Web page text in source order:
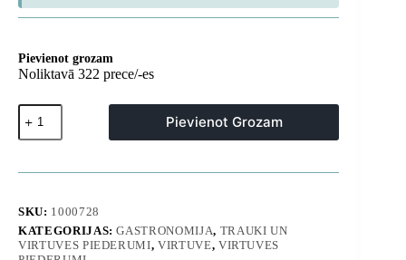
Pievienot grozam
Noliktavā 322 prece/-es
Kitchen
Line
lāpstiņa,
355
Hendi
529409
daudzums
Pievienot Grozam
SKU: 1000728
KATEGORIJAS:GASTRONOMIJA, TRAUKI UN
VIRTUVES PIEDERUMI,VIRTUVE, VIRTUVES